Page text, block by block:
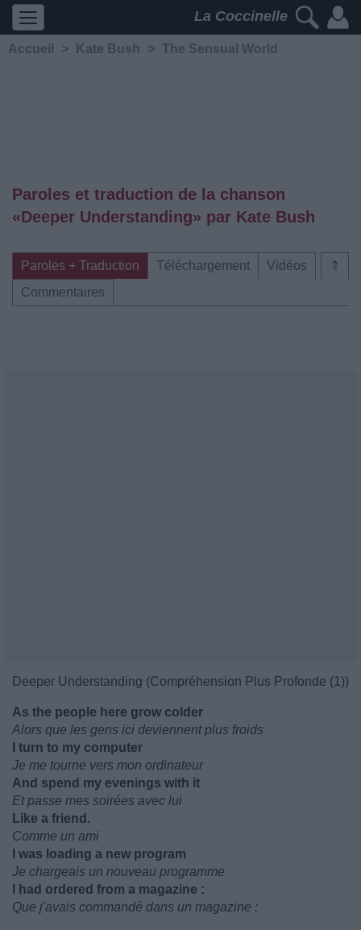
La Coccinelle
Accueil > Kate Bush > The Sensual World
Paroles et traduction de la chanson
«Deeper Understanding» par Kate Bush
⇑
Paroles + Traduction Téléchargement
Vidéos
Commentaires
Deeper Understanding (Compréhension Plus Profonde (1))
As the people here grow colder
Alors que les gens ici deviennent plus froids
I turn to my computer
Je me tourne vers mon ordinateur
And spend my evenings with it
Et passe mes soirées avec lui
Like a friend.
Comme un ami
I was loading a new program
Je chargeais un nouveau programme
I had ordered from a magazine :
Que j'avais commandé dans un magazine :